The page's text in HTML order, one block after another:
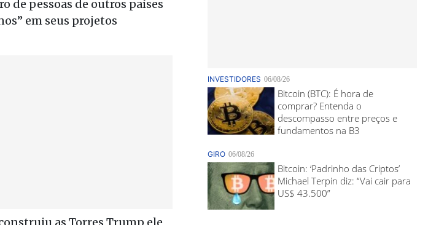
de pessoas de outros países
em seus projetos